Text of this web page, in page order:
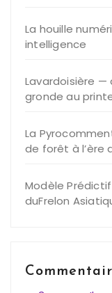
La houille
intelligence
Lavardoisière —
gronde au
La
de forêt à l’ère
Modèle
duFrelon